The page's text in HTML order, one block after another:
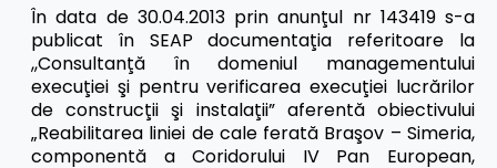
În data de 30.04.2013 prin anunţul nr 143419 s-a
publicat în SEAP documentaţia referitoare la
,,Consultanţă în domeniul managementului
execuţiei şi pentru verificarea execuţiei lucrărilor
de construcţii şi instalaţii” aferentă obiectivului
„Reabilitarea liniei de cale ferată Braşov – Simeria,
componentă a Coridorului IV Pan European,